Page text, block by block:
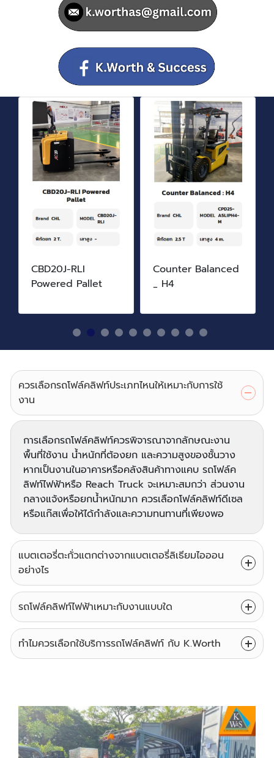
CBD20J-RLI
Powered Pallet
Counter Balanced
_ H4
ควรเลือกรถโฟล์คลิฟท์ประเภทไหนให้เหมาะกับการใช้
งาน
การเลือกรถโฟล์คลิฟท์ควรพิจารณาจากลักษณะงาน
พื้นที่ใช้งาน น้ำหนักที่ต้องยก และความสูงของชั้นวาง
หากเป็นงานในอาคารหรือคลังสินค้าทางแคบ รถโฟล์ค
ลิฟท์ไฟฟ้าหรือ Reach Truck จะเหมาะสมกว่า ส่วนงาน
กลางแจ้งหรือยกน้ำหนักมาก ควรเลือกโฟล์คลิฟท์ดีเซล
หรือแก๊สเพื่อให้ได้กำลังและความทนทานที่เพียงพอ
แบตเตอรี่ตะกั่วแตกต่างจากแบตเตอรี่ลิเธียมไอออน
อย่างไร
รถโฟล์คลิฟท์ไฟฟ้าเหมาะกับงานแบบใด
ทำไมควรเลือกใช้บริการรถโฟล์คลิฟท์ กับ K.Worth